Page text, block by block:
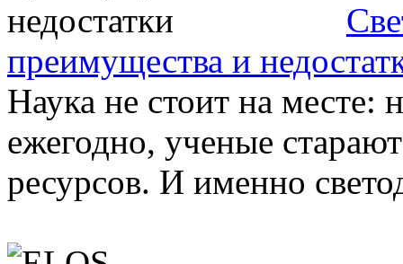
преимущества и
Наука не стоит на месте:
ежегодно, ученые
ресурсов. И именно